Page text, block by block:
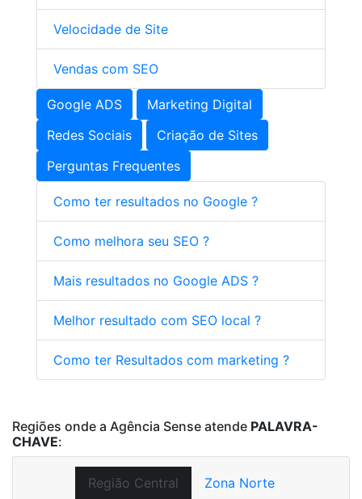
Velocidade de Site
Vendas com SEO
Google ADS
Marketing Digital
Redes Sociais
Criação de Sites
Perguntas Frequentes
Como ter resultados no Google ?
Como melhora seu SEO ?
Mais resultados no Google ADS ?
Melhor resultado com SEO local ?
Como ter Resultados com marketing ?
Regiões onde a Agência Sense atende PALAVRA-
CHAVE:
Região Central
Zona Norte